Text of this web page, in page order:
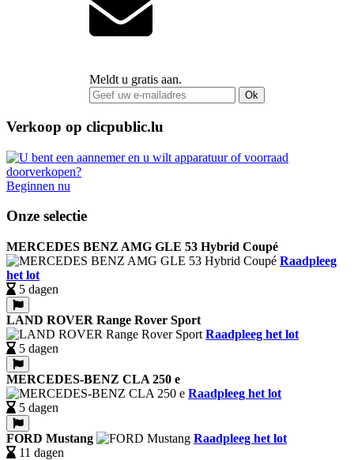
Meldt u gratis aan.
Ok
Verkoop op clicpublic.lu
Beginnen nu
Onze selectie
MERCEDES BENZ AMG GLE 53 Hybrid Coupé
Raadpleeg
het lot
5 dagen
LAND ROVER Range Rover Sport
Raadpleeg het lot
5 dagen
MERCEDES-BENZ CLA 250 e
Raadpleeg het lot
5 dagen
FORD Mustang
Raadpleeg het lot
11 dagen